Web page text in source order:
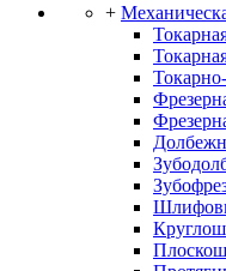
+